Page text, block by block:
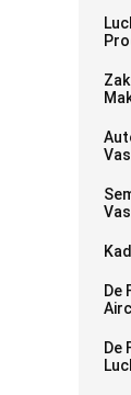
De
De